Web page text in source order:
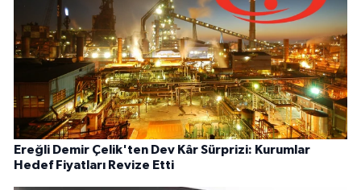
Ereğli Demir Çelik'ten Dev Kâr Sürprizi: Kurumlar
Hedef Fiyatları Revize Etti